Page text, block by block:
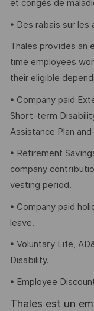
et congés de
• Des rabais sur
Thales provides an
time employees
their eligible
• Company paid
Short-term
Assistance Plan
• Retirement
company
vesting period.
• Company paid
leave.
• Voluntary Life,
Disability.
• Employee
Thales est un